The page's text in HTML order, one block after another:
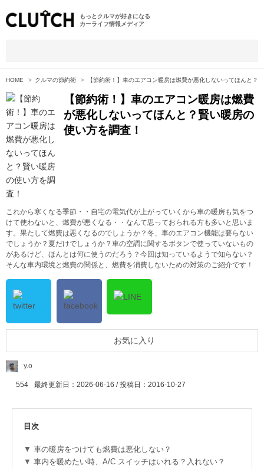
もっとクルマが好きになる
カーライフ情報メディア
HOME クルマの節約術 【節約術！】車のエアコン暖房は燃費が悪化しないってほんと？
【節約術！】車のエアコン暖房は燃費
が悪化しないってほんと？賢い暖房の
使い方を調査！
これから寒くなる季節・・自宅の電気代が上がっていくから車の暖房も気をつ
けて使わないと、燃費が悪くなる・・なんて思っておられる方も多いと思いま
す。果たして燃費は悪くなるのでしょうか？冬、車のエアコン機能は要らない
でしょうか？夏だけでしょうか？車の空調に関するボタンで使っていないもの
があるけど、ほんとは何に使うのだろう？今回は知っているようで知らない？
そんな車内環境と燃費の関係と、燃費を消費しないための対策のご紹介です！
お気に入り
y.o
554 最終更新日：2026-06-16 / 投稿日： 2016-10-27
目次
車の暖房をつけても燃費は悪化しない？
車内を暖めたい時、A/C スイッチはいれる？入れない？